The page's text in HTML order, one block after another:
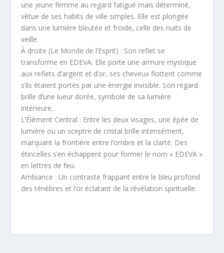
une jeune femme au regard fatigué mais déterminé,
vêtue de ses habits de ville simples. Elle est plongée
dans une lumière bleutée et froide, celle des nuits de
veille.
À droite (Le Monde de l’Esprit) : Son reflet se
transforme en EDEVA. Elle porte une armure mystique
aux reflets d’argent et d’or, ses cheveux flottent comme
s’ils étaient portés par une énergie invisible. Son regard
brille d’une lueur dorée, symbole de sa lumière
intérieure.
L’Élément Central : Entre les deux visages, une épée de
lumière ou un sceptre de cristal brille intensément,
marquant la frontière entre l’ombre et la clarté. Des
étincelles s’en échappent pour former le nom « EDEVA »
en lettres de feu.
Ambiance : Un contraste frappant entre le bleu profond
des ténèbres et l’or éclatant de la révélation spirituelle.